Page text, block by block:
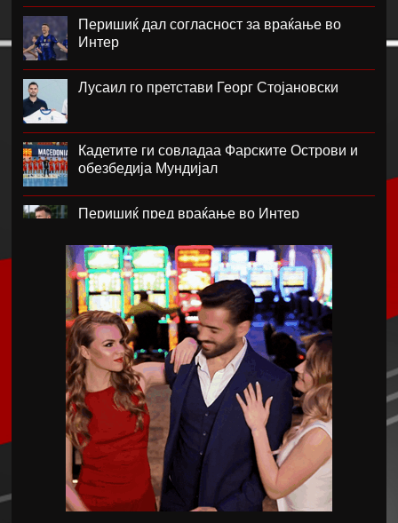
Перишиќ дал согласност за враќање во
Интер
Лусаил го претстави Георг Стојановски
Кадетите ги совладаа Фарските Острови и
обезбедија Мундијал
Перишиќ пред враќање во Интер
Лара Гут Бехрами означи крај на скијачката
кариера
Меси со два гола се врати во дресот на
Интер Мајами по Мундијалот
Шенгелија плати еден милион и се
ослободи од Барселона
Мајорка убедливо го совлада ПСЖ